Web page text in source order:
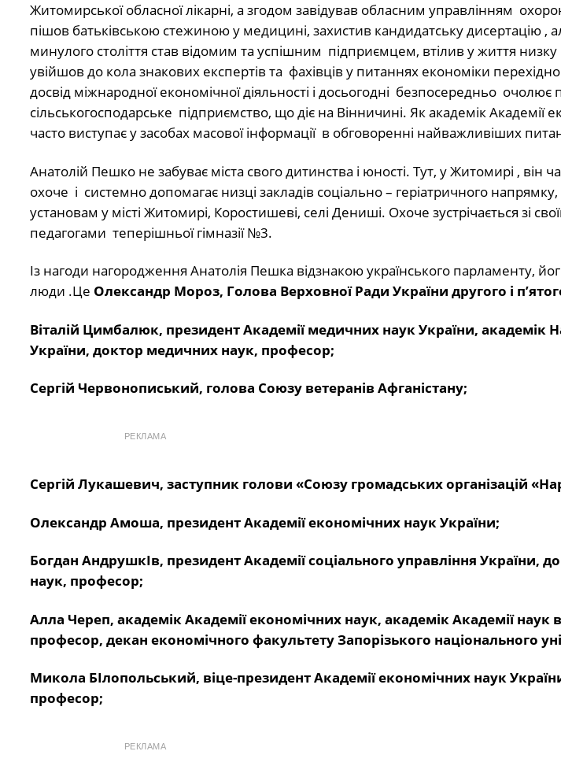
Житомирської обласної лікарні, а згодом завідував обласним управлінням
пішов батьківською стежиною у медицині, захистив кандидатську дисертацію ,
минулого століття став відомим та успішним підприємцем, втілив у життя
увійшов до кола знакових експертів та фахівців у питаннях економіки
досвід міжнародної економічної діяльності і досьогодні безпосередньо очолює
сільськогосподарське підприємство, що діє на Вінничині. Як академік Академії
часто виступає у засобах масової інформації в обговоренні найважливіших
Анатолій Пешко не забуває міста свого дитинства і юності. Тут, у Житомирі , він
охоче і системно допомагає низці закладів соціально – геріатричного
установам у місті Житомирі, Коростишеві, селі Дениші. Охоче зустрічається зі
педагогами теперішньої гімназії №3.
Із нагоди нагородження Анатолія Пешка відзнакою українського парламенту,
люди .Це Олександр Мороз, Голова Верховної Ради України другого і
Віталій Цимбалюк, президент Академії медичних наук України, академік
України, доктор медичних наук, професор;
Сергій Червонописький, голова Союзу ветеранів Афганістану;
РЕКЛАМА
Сергій Лукашевич, заступник голови «Союзу громадських організацій
Олександр Амоша, президент Академії економічних наук України;
Богдан АндрушкІв, президент Академії соціального управління України,
наук, професор;
Алла Череп, академік Академії економічних наук, академік Академії
професор, декан економічного факультету Запорізького національного
Микола БІлопольський, віце-президент Академії економічних наук
професор;
РЕКЛАМА